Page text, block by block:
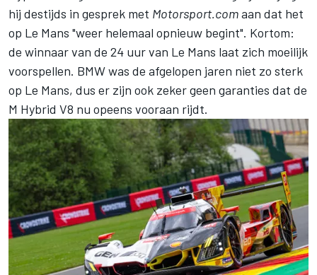
hij destijds in gesprek met Motorsport.comaan dat het
op Le Mans "weer helemaal opnieuw begint". Kortom:
de winnaar van de 24 uur van Le Mans laat zich moeilijk
voorspellen. BMW was de afgelopen jaren niet zo sterk
op Le Mans, dus er zijn ook zeker geen garanties dat de
M Hybrid V8 nu opeens vooraan rijdt.